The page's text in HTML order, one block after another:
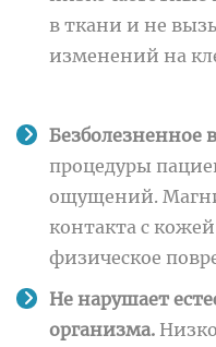
в ткани и не
изменений на
Безболезненное
процедуры
ощущений.
контакта с
физическое
Не нарушает
организма.